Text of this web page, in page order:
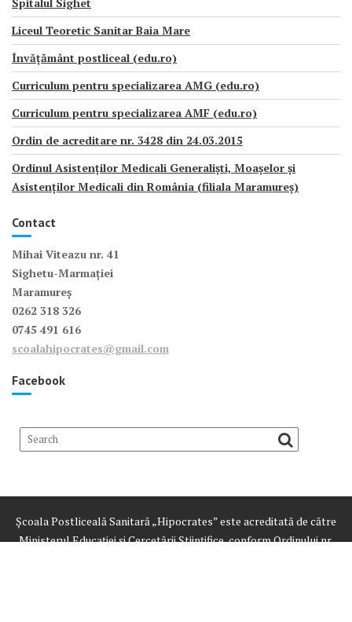
Liceul Teoretic Sanitar Baia Mare
Învățământ postliceal (edu.ro)
Curriculum pentru specializarea AMG (edu.ro)
Curriculum pentru specializarea AMF (edu.ro)
Ordin de acreditare nr. 3428 din 24.03.2015
Ordinul Asistenților Medicali Generaliști, Moașelor și
Asistenților Medicali din România (filiala Maramureș)
Contact
Mihai Viteazu nr. 41
Sighetu-Marmației
Maramureș
0262 318 326
0745 491 616
scoalahipocrates@gmail.com
Facebook
Școala Postliceală Sanitară „Hipocrates” este acreditată de către
Ministerul Educației și Cercetării Științifice, conform Ordinului nr.